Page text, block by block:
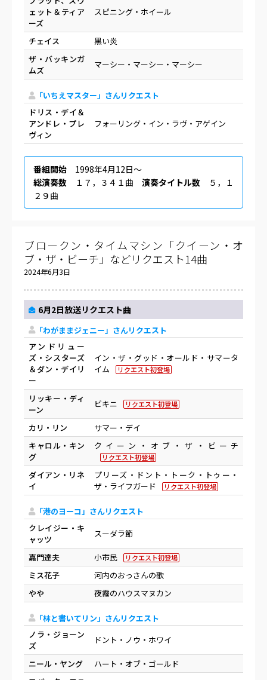
ェット＆ティア
ーズ
スピニング・ホイール
チェイス
黒い炎
ザ・バッキンガ
ムズ
マーシー・マーシー・マーシー
「いちえマスター」さんリクエスト
ドリス・デイ＆
アンドレ・プレ
ヴィン
フォーリング・イン・ラヴ・アゲイン
番組開始 1998年4月12日〜
総演奏数 １７，３４１曲 演奏タイトル数 ５，１
２９曲
ブロークン・タイムマシン「クイーン・オ
ブ・ザ・ビーチ」などリクエスト14曲
2024年6月3日
6月2日放送リクエスト曲
「わがままジェニー」さんリクエスト
アンドリュー
ズ・シスターズ
＆ダン・デイリ
ー
イン・ザ・グッド・オールド・サマータ
イム
リクエスト初登場
リッキー・ディ
ーン
ビキニ リクエスト初登場
カリ・リン
サマー・デイ
キャロル・キン
グ
クイーン・オブ・ザ・ビーチ
リクエスト初登場
ダイアン・リネ
イ
プリーズ・ドント・トーク・トゥー・
ザ・ライフガード
リクエスト初登場
「港のヨーコ」さんリクエスト
クレイジー・キ
ャッツ
スーダラ節
嘉門達夫 小市民 リクエスト初登場
ミス花子
河内のおっさんの歌
やや
夜霧のハウスマヌカン
「林と書いてリン」さんリクエスト
ノラ・ジョーン
ズ
ドント・ノウ・ホワイ
ニール・ヤング
ハート・オブ・ゴールド